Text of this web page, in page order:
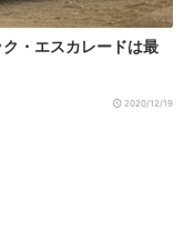
・エスカレードは最
2020/12/19